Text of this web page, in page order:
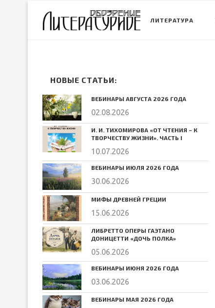
ЛИТЕРАТУРА
НОВЫЕ СТАТЬИ:
ВЕБИНАРЫ АВГУСТА 2026 ГОДА
02.08.2026
И. И. ТИХОМИРОВА «ОТ ЧТЕНИЯ – К
ТВОРЧЕСТВУ ЖИЗНИ». ЧАСТЬ I
10.07.2026
ВЕБИНАРЫ ИЮЛЯ 2026 ГОДА
30.06.2026
МИФЫ ДРЕВНЕЙ ГРЕЦИИ
15.06.2026
ЛИБРЕТТО ОПЕРЫ ГАЭТАНО
ДОНИЦЕТТИ «ДОЧЬ ПОЛКА»
05.06.2026
ВЕБИНАРЫ ИЮНЯ 2026 ГОДА
03.06.2026
ВЕБИНАРЫ МАЯ 2026 ГОДА